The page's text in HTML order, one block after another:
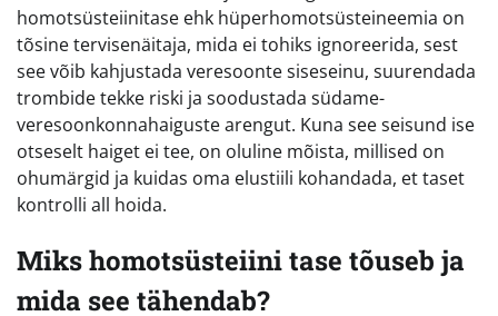
homotsüsteiinitase ehk hüperhomotsüsteineemia on
tõsine tervisenäitaja, mida ei tohiks ignoreerida, sest
see võib kahjustada veresoonte siseseinu, suurendada
trombide tekke riski ja soodustada südame-
veresoonkonnahaiguste arengut. Kuna see seisund ise
otseselt haiget ei tee, on oluline mõista, millised on
ohumärgid ja kuidas oma elustiili kohandada, et taset
kontrolli all hoida.
Miks homotsüsteiini tase tõuseb ja
mida see tähendab?